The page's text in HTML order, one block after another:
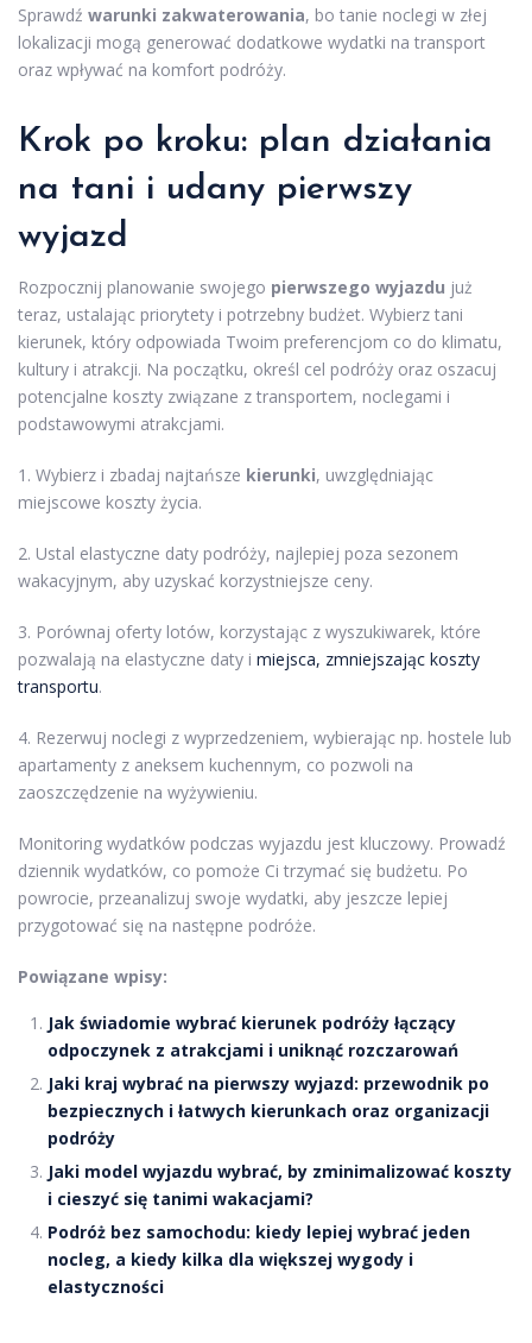
Sprawdź warunki zakwaterowania, bo tanie noclegi w złej
lokalizacji mogą generować dodatkowe wydatki na transport
oraz wpływać na komfort podróży.
Krok po kroku: plan działania
na tani i udany pierwszy
wyjazd
Rozpocznij planowanie swojego pierwszego wyjazdu już
teraz, ustalając priorytety i potrzebny budżet. Wybierz tani
kierunek, który odpowiada Twoim preferencjom co do klimatu,
kultury i atrakcji. Na początku, określ cel podróży oraz oszacuj
potencjalne koszty związane z transportem, noclegami i
podstawowymi atrakcjami.
1. Wybierz i zbadaj najtańsze kierunki, uwzględniając
miejscowe koszty życia.
2. Ustal elastyczne daty podróży, najlepiej poza sezonem
wakacyjnym, aby uzyskać korzystniejsze ceny.
3. Porównaj oferty lotów, korzystając z wyszukiwarek, które
pozwalają na elastyczne daty i miejsca, zmniejszając koszty
transportu.
4. Rezerwuj noclegi z wyprzedzeniem, wybierając np. hostele lub
apartamenty z aneksem kuchennym, co pozwoli na
zaoszczędzenie na wyżywieniu.
Monitoring wydatków podczas wyjazdu jest kluczowy. Prowadź
dziennik wydatków, co pomoże Ci trzymać się budżetu. Po
powrocie, przeanalizuj swoje wydatki, aby jeszcze lepiej
przygotować się na następne podróże.
Powiązane wpisy:
Jak świadomie wybrać kierunek podróży łączący
odpoczynek z atrakcjami i uniknąć rozczarowań
Jaki kraj wybrać na pierwszy wyjazd: przewodnik po
bezpiecznych i łatwych kierunkach oraz organizacji
podróży
Jaki model wyjazdu wybrać, by zminimalizować koszty
i cieszyć się tanimi wakacjami?
Podróż bez samochodu: kiedy lepiej wybrać jeden
nocleg, a kiedy kilka dla większej wygody i
elastyczności